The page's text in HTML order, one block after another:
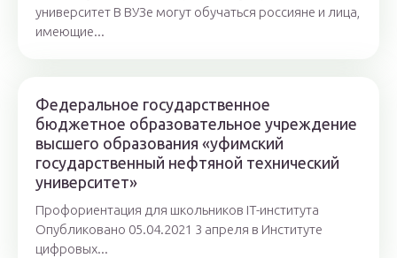
университет В ВУЗе могут обучаться россияне и лица,
имеющие...
Федеральное государственное
бюджетное образовательное учреждение
высшего образования «уфимский
государственный нефтяной технический
университет»
Профориентация для школьников IT-института
Опубликовано 05.04.2021 3 апреля в Институте
цифровых...